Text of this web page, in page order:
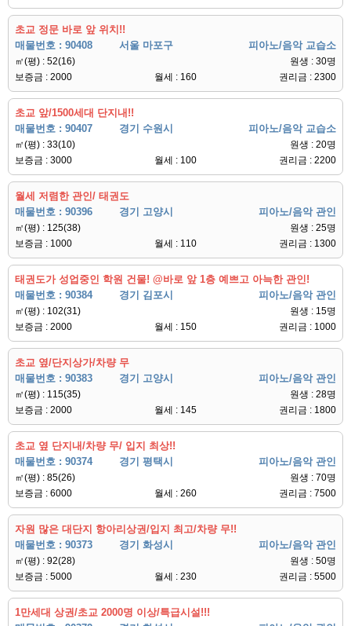
초교 정문 바로 앞 위치!!
매물번호 : 90408
서울 마포구 피아노/음악 교습소
㎡(평) : 52(16)
원생 : 30명
보증금 : 2000
월세 : 160 권리금 : 2300
초교 앞/1500세대 단지내!!
매물번호 : 90407
경기 수원시 피아노/음악 교습소
㎡(평) : 33(10)
원생 : 20명
보증금 : 3000
월세 : 100 권리금 : 2200
월세 저렴한 관인/ 태권도
매물번호 : 90396
경기 고양시 피아노/음악 관인
㎡(평) : 125(38)
원생 : 25명
보증금 : 1000
월세 : 110 권리금 : 1300
태권도가 성업중인 학원 건물! @바로 앞 1층 예쁘고 아늑한 관인!
매물번호 : 90384
경기 김포시 피아노/음악 관인
㎡(평) : 102(31)
원생 : 15명
보증금 : 2000
월세 : 150 권리금 : 1000
초교 옆/단지상가/차량 무
매물번호 : 90383
경기 고양시 피아노/음악 관인
㎡(평) : 115(35)
원생 : 28명
보증금 : 2000
월세 : 145 권리금 : 1800
초교 옆 단지내/차량 무/ 입지 최상!!
매물번호 : 90374
경기 평택시 피아노/음악 관인
㎡(평) : 85(26)
원생 : 70명
보증금 : 6000
월세 : 260 권리금 : 7500
자원 많은 대단지 항아리상권/입지 최고/차량 무!!
매물번호 : 90373
경기 화성시 피아노/음악 관인
㎡(평) : 92(28)
원생 : 50명
보증금 : 5000
월세 : 230 권리금 : 5500
1만세대 상권/초교 2000명 이상/특급시설!!!